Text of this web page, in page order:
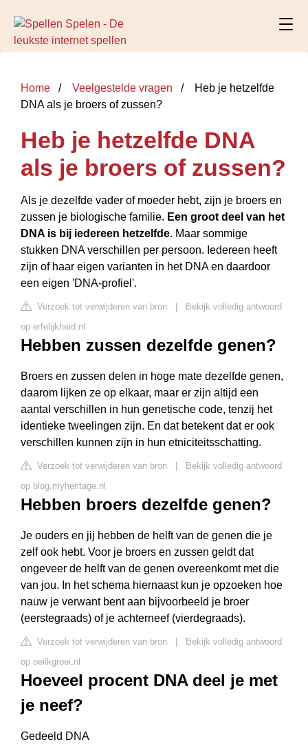
Home Veelgestelde vragen
Heb je hetzelfde
DNA als je broers of zussen?
Heb je hetzelfde DNA
als je broers of zussen?
Als je dezelfde vader of moeder hebt, zijn je broers en
zussen je biologische familie. Een groot deel van het
DNA is bij iedereen hetzelfde. Maar sommige
stukken DNA verschillen per persoon. Iedereen heeft
zijn of haar eigen varianten in het DNA en daardoor
een eigen 'DNA-profiel'.
Verzoek tot verwijderen van bron
Bekijk volledig antwoord
op erfelijkheid.nl
Hebben zussen dezelfde genen?
Broers en zussen delen in hoge mate dezelfde genen,
daarom lijken ze op elkaar, maar er zijn altijd een
aantal verschillen in hun genetische code, tenzij het
identieke tweelingen zijn. En dat betekent dat er ook
verschillen kunnen zijn in hun etniciteitsschatting.
Verzoek tot verwijderen van bron
Bekijk volledig antwoord
op blog.myheritage.nl
Hebben broers dezelfde genen?
Je ouders en jij hebben de helft van de genen die je
zelf ook hebt. Voor je broers en zussen geldt dat
ongeveer de helft van de genen overeenkomt met die
van jou. In het schema hiernaast kun je opzoeken hoe
nauw je verwant bent aan bijvoorbeeld je broer
(eerstegraads) of je achterneef (vierdegraads).
Verzoek tot verwijderen van bron
Bekijk volledig antwoord
op oeiikgroei.nl
Hoeveel procent DNA deel je met
je neef?
Gedeeld DNA